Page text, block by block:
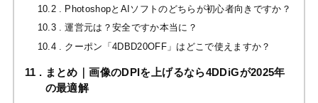
10.2
PhotoshopとAIソフトのどちらが初心者向きですか？
10.3
運営元は？安全ですか本当に？
10.4
クーポン「4DBD20OFF」はどこで使えますか？
11
まとめ｜画像のDPIを上げるなら4DDiGが2025年
の最適解